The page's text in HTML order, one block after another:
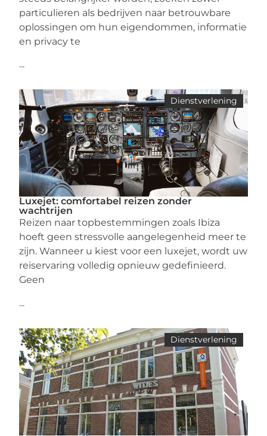
particulieren als bedrijven naar betrouwbare
oplossingen om hun eigendommen, informatie
en privacy te
...
Dienstverlening
Luxejet: comfortabel reizen zonder
wachtrijen
Reizen naar topbestemmingen zoals Ibiza
hoeft geen stressvolle aangelegenheid meer te
zijn. Wanneer u kiest voor een luxejet, wordt uw
reiservaring volledig opnieuw gedefinieerd.
Geen
...
Dienstverlening